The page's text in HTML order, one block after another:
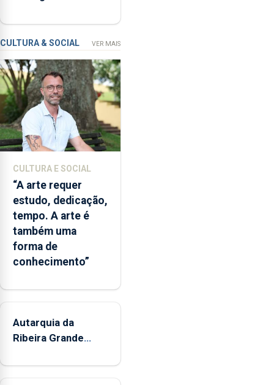
financiamento
para
os
bombeiros
dos
Açores
com
responsabilidades
partilhadas
entre
o
Governo
Regional
e
os
municípios.
freguesia da Maia
CULTURA & SOCIAL VER MAIS
CULTURA E SOCIAL
“A arte requer
estudo, dedicação,
tempo. A arte é
também uma
forma de
conhecimento”
Autarquia da
Ribeira Grande
"Museus no Verão"